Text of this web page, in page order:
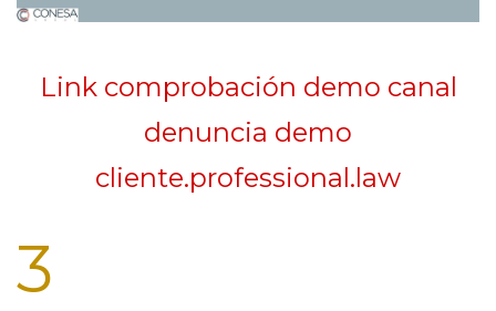
Link comprobación demo canal
denuncia demo
cliente.professional.law
3